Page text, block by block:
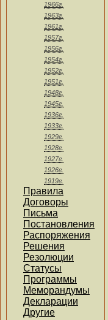
1966г.
1963г.
1961г.
1957г.
1956г.
1954г.
1952г.
1951г.
1948г.
1945г.
1936г.
1933г.
1929г.
1928г.
1927г.
1926г.
1919г.
Правила
Договоры
Письма
Постановления
Распоряжения
Решения
Резолюции
Статусы
Программы
Меморандумы
Декларации
Другие